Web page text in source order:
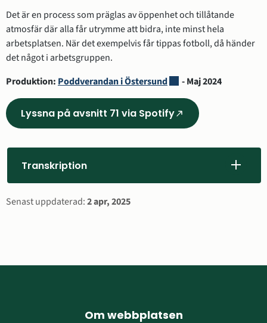
Det är en process som präglas av öppenhet och tillåtande
atmosfär där alla får utrymme att bidra, inte minst hela
arbetsplatsen. När det exempelvis får tippas fotboll, då händer
det något i arbetsgruppen.
Produktion: Poddverandan i ÖstersundLänk till annan
- Maj 2024
Lyssna på avsnitt 71 via Spotify
(Länk
annan
nytt
Transkription
Sidinformation
Senast uppdaterad:2 apr, 2025
Om webbplatsen